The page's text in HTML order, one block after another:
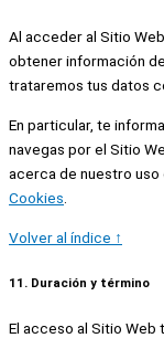
Al acceder al Sitio
obtener información
trataremos tus datos
En particular, te
navegas por el Sitio
acerca de nuestro uso
Cookies
Volver al índice ↑
11. Duración y término
El acceso al Sitio Web